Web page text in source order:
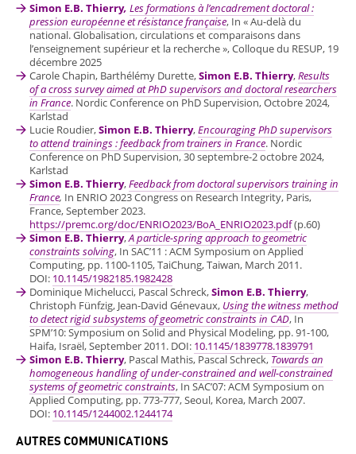
Simon E.B. Thierry, Les formations à l’encadrement doctoral :
pression européenne et résistance française, In « Au-delà du
national. Globalisation, circulations et comparaisons dans
l’enseignement supérieur et la recherche », Colloque du RESUP, 19
décembre 2025
Carole Chapin, Barthélémy Durette,Simon E.B. Thierry,Results
of a cross survey aimed at PhD supervisors and doctoral researchers
in France. Nordic Conference on PhD Supervision, Octobre 2024,
Karlstad
Lucie Roudier,Simon E.B. Thierry,Encouraging PhD supervisors
to attend trainings : feedback from trainers in France. Nordic
Conference on PhD Supervision, 30 septembre-2 octobre 2024,
Karlstad
Simon E.B. Thierry,Feedback from doctoral supervisors training in
France, In ENRIO 2023 Congress on Research Integrity, Paris,
France, September 2023.
https://premc.org/doc/ENRIO2023/BoA_ENRIO2023.pdf(p.60)
Simon E.B. Thierry,A particle-spring approach to geometric
constraints solving, In SAC’11 : ACM Symposium on Applied
Computing, pp. 1100-1105, TaiChung, Taiwan, March 2011.
DOI: 10.1145/1982185.1982428
Dominique Michelucci, Pascal Schreck,Simon E.B. Thierry,
Christoph Fünfzig, Jean-David Génevaux, Using the witness method
to detect rigid subsystems of geometric constraints in CAD, In
SPM’10: Symposium on Solid and Physical Modeling, pp. 91-100,
Haifa, Israël, September 2011. DOI: 10.1145/1839778.1839791
Simon E.B. Thierry, Pascal Mathis, Pascal Schreck, Towards an
homogeneous handling of under-constrained and well-constrained
systems of geometric constraints, In SAC’07: ACM Symposium on
Applied Computing, pp. 773-777, Seoul, Korea, March 2007.
DOI: 10.1145/1244002.1244174
AUTRES COMMUNICATIONS